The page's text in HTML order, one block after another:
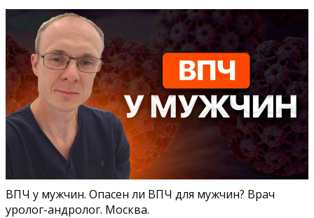
ВПЧ у мужчин. Опасен ли ВПЧ для мужчин? Врач
уролог-андролог. Москва.